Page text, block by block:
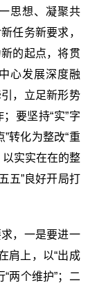
思想、凝聚共
任务新要求，
的起点，将贯
心发展深度融
，立足新形势
要坚持“实”字
转化为整改“重
实实在在的整
五”良好开局打
，一是要进一
肩上，以“出成
两个维护”；二